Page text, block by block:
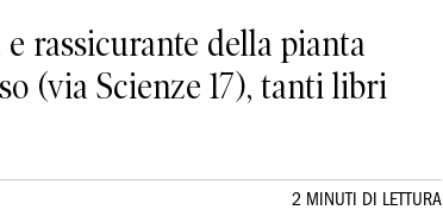
rassicurante della pianta
(via Scienze 17), tanti libri
2 MINUTI DI LETTURA